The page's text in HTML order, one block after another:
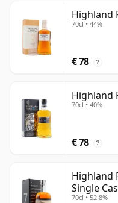
Highland
70cl • 44%
€ 78 ?
Highland
70cl • 40%
€ 78 ?
Highland
Single
70cl • 52.8%